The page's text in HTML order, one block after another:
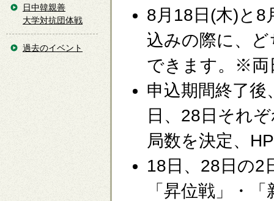
8月18日(木)と8
込みの際に、
できます。※両
申込期間終了後
日、28日それ
局数を決定、
18日、28日の2
「昇位戦」・
日中韓親善
大学対抗団体戦
過去のイベント